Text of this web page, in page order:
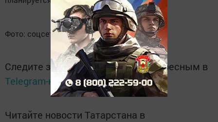
Фото: соцсети
Следите за самым важным и интересным в
Telegram-канале Татмедиа
Читайте новости Татарстана в